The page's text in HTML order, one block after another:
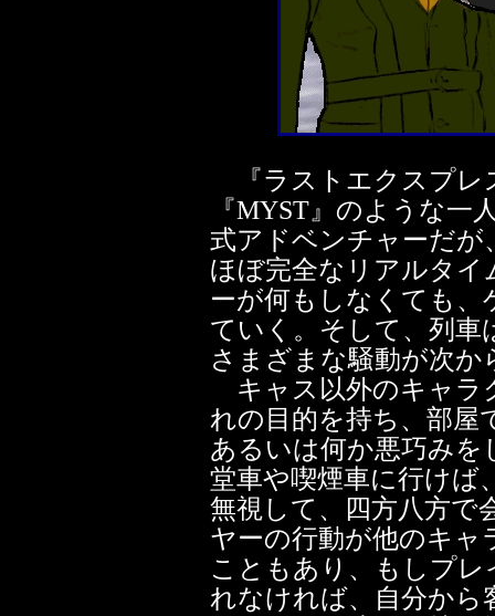
『ラストエクスプレ
『MYST』のような一
式アドベンチャーだが
ほぼ完全なリアルタ
ーが何もしなくても、
ていく。そして、列車
さまざまな騒動が次
キャス以外のキャラ
れの目的を持ち、部屋
あるいは何か悪巧みを
堂車や喫煙車に行けば
無視して、四方八方で
ヤーの行動が他のキャ
こともあり、もしプ
れなければ、自分から